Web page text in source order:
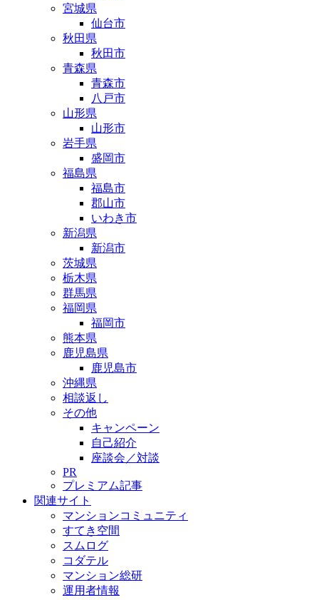
宮城県
仙台市
秋田県
秋田市
青森県
青森市
八戸市
山形県
山形市
岩手県
盛岡市
福島県
福島市
郡山市
いわき市
新潟県
新潟市
茨城県
栃木県
群馬県
福岡県
福岡市
熊本県
鹿児島県
鹿児島市
沖縄県
相談返し
その他
キャンペーン
自己紹介
座談会／対談
PR
プレミアム記事
関連サイト
マンションコミュニティ
すてき空間
スムログ
コダテル
マンション総研
運用者情報